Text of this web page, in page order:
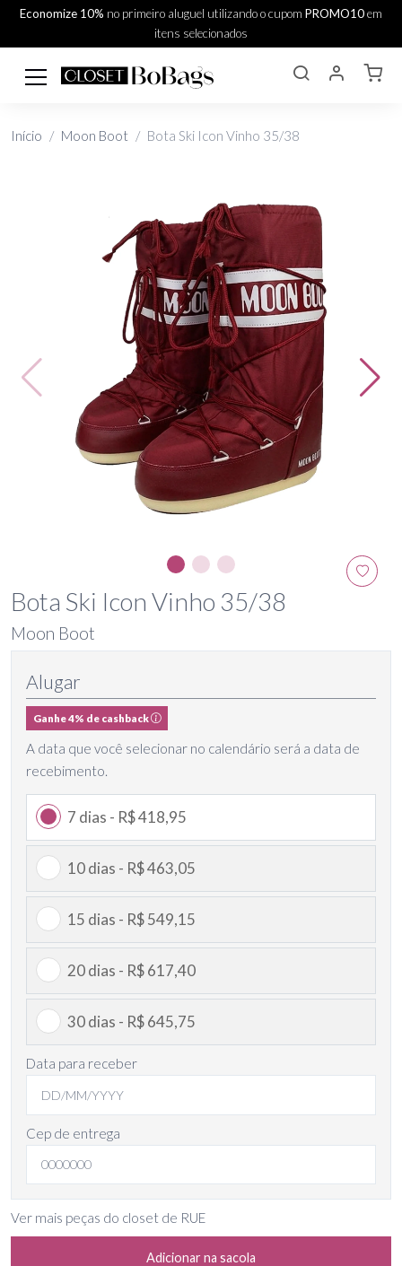
Economize 10% no primeiro aluguel utilizando o cupom PROMO10em
itens selecionados
Início Moon Boot Bota Ski Icon Vinho 35/38
Bota Ski Icon Vinho 35/38
Moon Boot
Alugar
Ganhe 4% de cashback
A data que você selecionar no calendário será a data de
recebimento.
7 dias - R$ 418,95
10 dias - R$ 463,05
15 dias - R$ 549,15
20 dias - R$ 617,40
30 dias - R$ 645,75
Data para receber
Cep de entrega
Ver mais peças do closet de RUE
Adicionar na sacola